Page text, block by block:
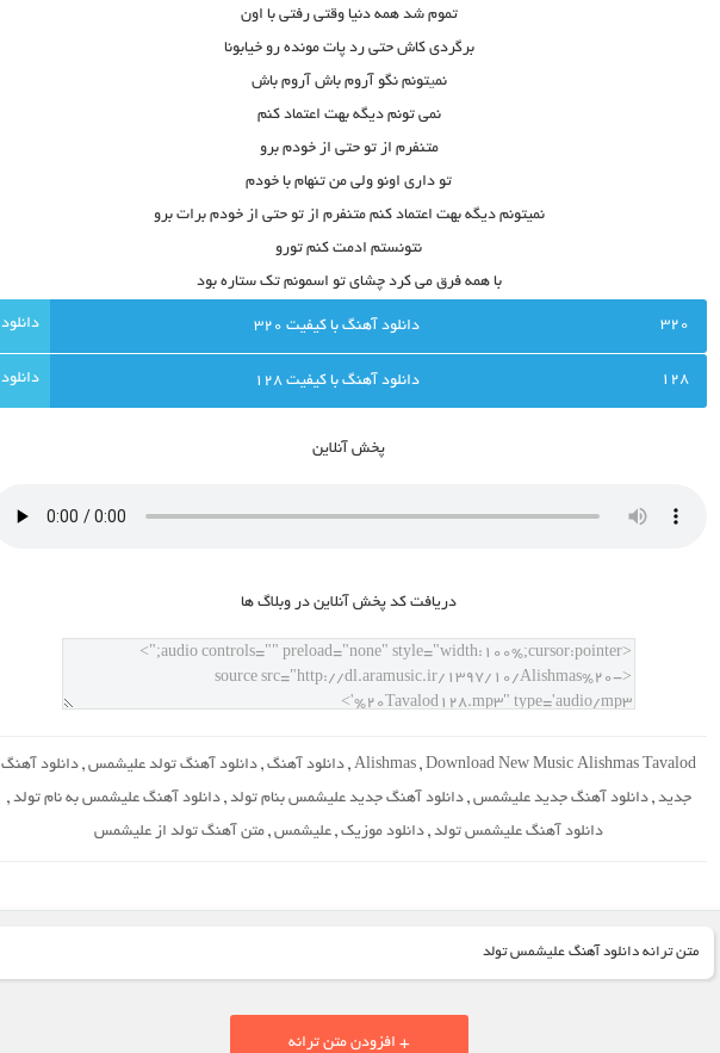
تموم شد همه دنیا وقتی رفتی با اون
برگردی کاش حتی رد پات مونده رو خیابونا
نمیتونم نگو آروم باش آروم باش
نمی تونم دیگه بهت اعتماد کنم
متنفرم از تو حتی از خودم برو
تو داری اونو ولی من تنهام با خودم
نمیتونم دیگه بهت اعتماد کنم متنفرم از تو حتی از خودم برات برو
نتونستم ادمت کنم تورو
با همه فرق می کرد چشای تو اسمونم تک ستاره بود
320 دانلود آهنگ با کيفيت 320
128 دانلود آهنگ با کيفيت 128
پخش آنلاين
دريافت کد پخش آنلاين در وبلاگ ها
Alishmas ,Download New Music Alishmas Tavalod
, دانلود آهنگ, دانلود آهنگ تولد علیشمس, دانلود آهنگ
جدید ,دانلود آهنگ جدید علیشمس ,دانلود آهنگ جدید علیشمس بنام تولد ,دانلود آهنگ علیشمس به نام تولد ,
دانلود آهنگ علیشمس تولد, دانلود موزیک, علیشمس, متن آهنگ تولد از علیشمس
متن ترانه دانلود آهنگ علیشمس تولد
+ افزودن متن ترانه